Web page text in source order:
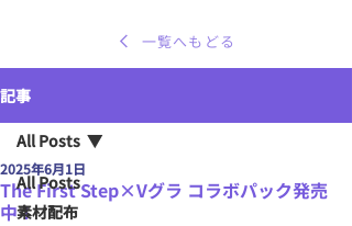
一覧へもどる
記事
All Posts
素材配布
All Posts
The First Step×Vグラ コラボパック発売
中！
2025年6月1日